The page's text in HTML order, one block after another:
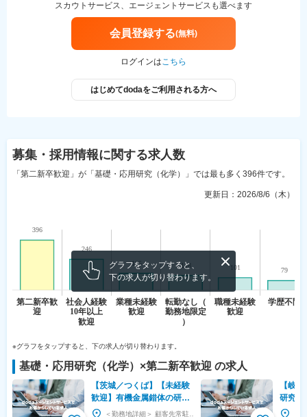
スカウトサービス、エージェントサービスも選べます
会員登録する(無料)
ログインはこちら
はじめてdodaをご利用される方へ
募集・採用情報に関する求人数
「第二新卒歓迎」が「基礎・応用研究（化学）」では最も多く396件です。
更新日： 2026/8/6（木）
グラフをタップすると、
下の求人が切り替わります。
※グラフをタップすると、下の求人が切り替わります。
基礎・応用研究（化学） ×第二新卒歓迎 の求人
【茨城／つくば】【未経験
歓迎】有機金属錯体の研究
開発業務
【岐
研究開
ディ